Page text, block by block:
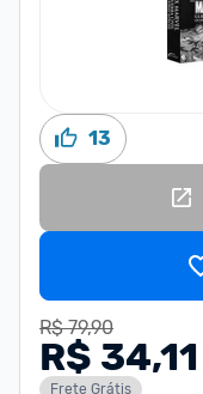
13
R$ 79,90
R$ 34,11
Frete Grátis